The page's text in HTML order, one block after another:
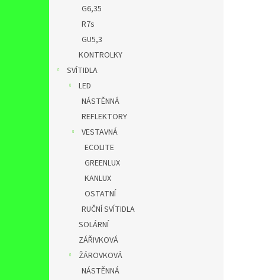
G6,35
R7s
GU5,3
KONTROLKY
SVÍTIDLA
LED
NÁSTĚNNÁ
REFLEKTORY
VESTAVNÁ
ECOLITE
GREENLUX
KANLUX
OSTATNÍ
RUČNÍ SVÍTIDLA
SOLÁRNÍ
ZÁŘIVKOVÁ
ŽÁROVKOVÁ
NÁSTĚNNÁ